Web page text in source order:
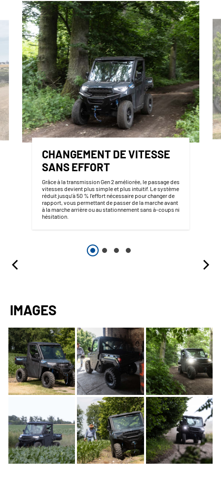
CHANGEMENT DE VITESSE
SANS EFFORT
Grâce à la transmission Gen 2 améliorée, le passage des
vitesses devient plus simple et plus intuitif. Le système
réduit jusqu’à 50 % l’effort nécessaire pour changer de
rapport, vous permettant de passer de la marche avant
à la marche arrière ou au stationnement sans à-coups ni
hésitation.
IMAGES